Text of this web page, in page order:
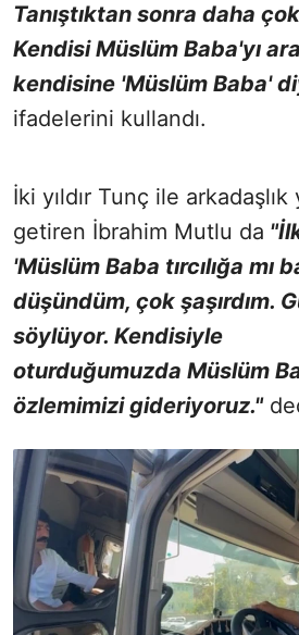
Tanıştıktan sonra daha
Kendisi Müslüm Baba'yı
kendisine 'Müslüm Baba'
ifadelerini kullandı.
İki yıldır Tunç ile arkadaşlık
getiren İbrahim Mutlu da
'Müslüm Baba tırcılığa mı
düşündüm, çok şaşırdım.
söylüyor. Kendisiyle
oturduğumuzda Müslüm
özlemimizi gideriyoruz."